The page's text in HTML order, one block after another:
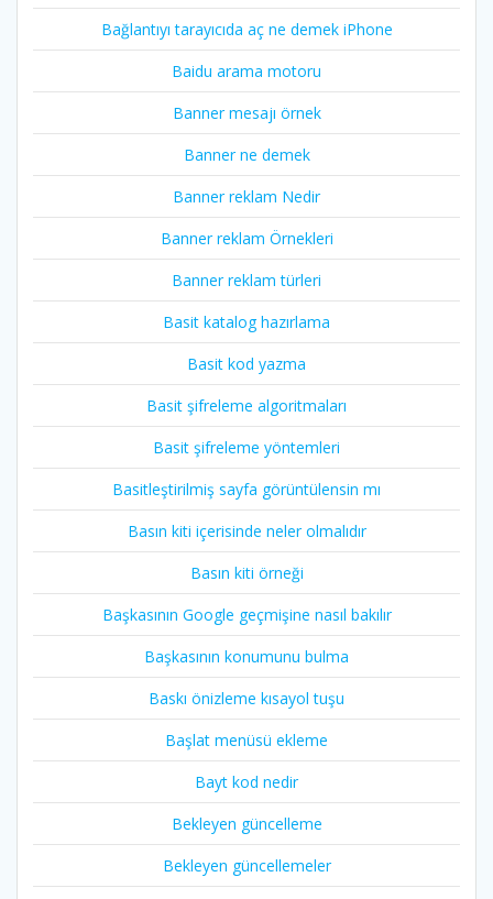
Bağlantıyı tarayıcıda aç ne demek iPhone
Baidu arama motoru
Banner mesajı örnek
Banner ne demek
Banner reklam Nedir
Banner reklam Örnekleri
Banner reklam türleri
Basit katalog hazırlama
Basit kod yazma
Basit şifreleme algoritmaları
Basit şifreleme yöntemleri
Basitleştirilmiş sayfa görüntülensin mı
Basın kiti içerisinde neler olmalıdır
Basın kiti örneği
Başkasının Google geçmişine nasıl bakılır
Başkasının konumunu bulma
Baskı önizleme kısayol tuşu
Başlat menüsü ekleme
Bayt kod nedir
Bekleyen güncelleme
Bekleyen güncellemeler